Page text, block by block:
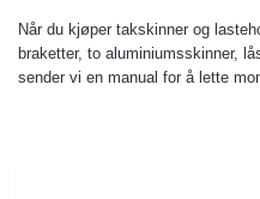
Når du kjøper takskinner og
braketter, to aluminiumsskinner,
sender vi en manual for å lette